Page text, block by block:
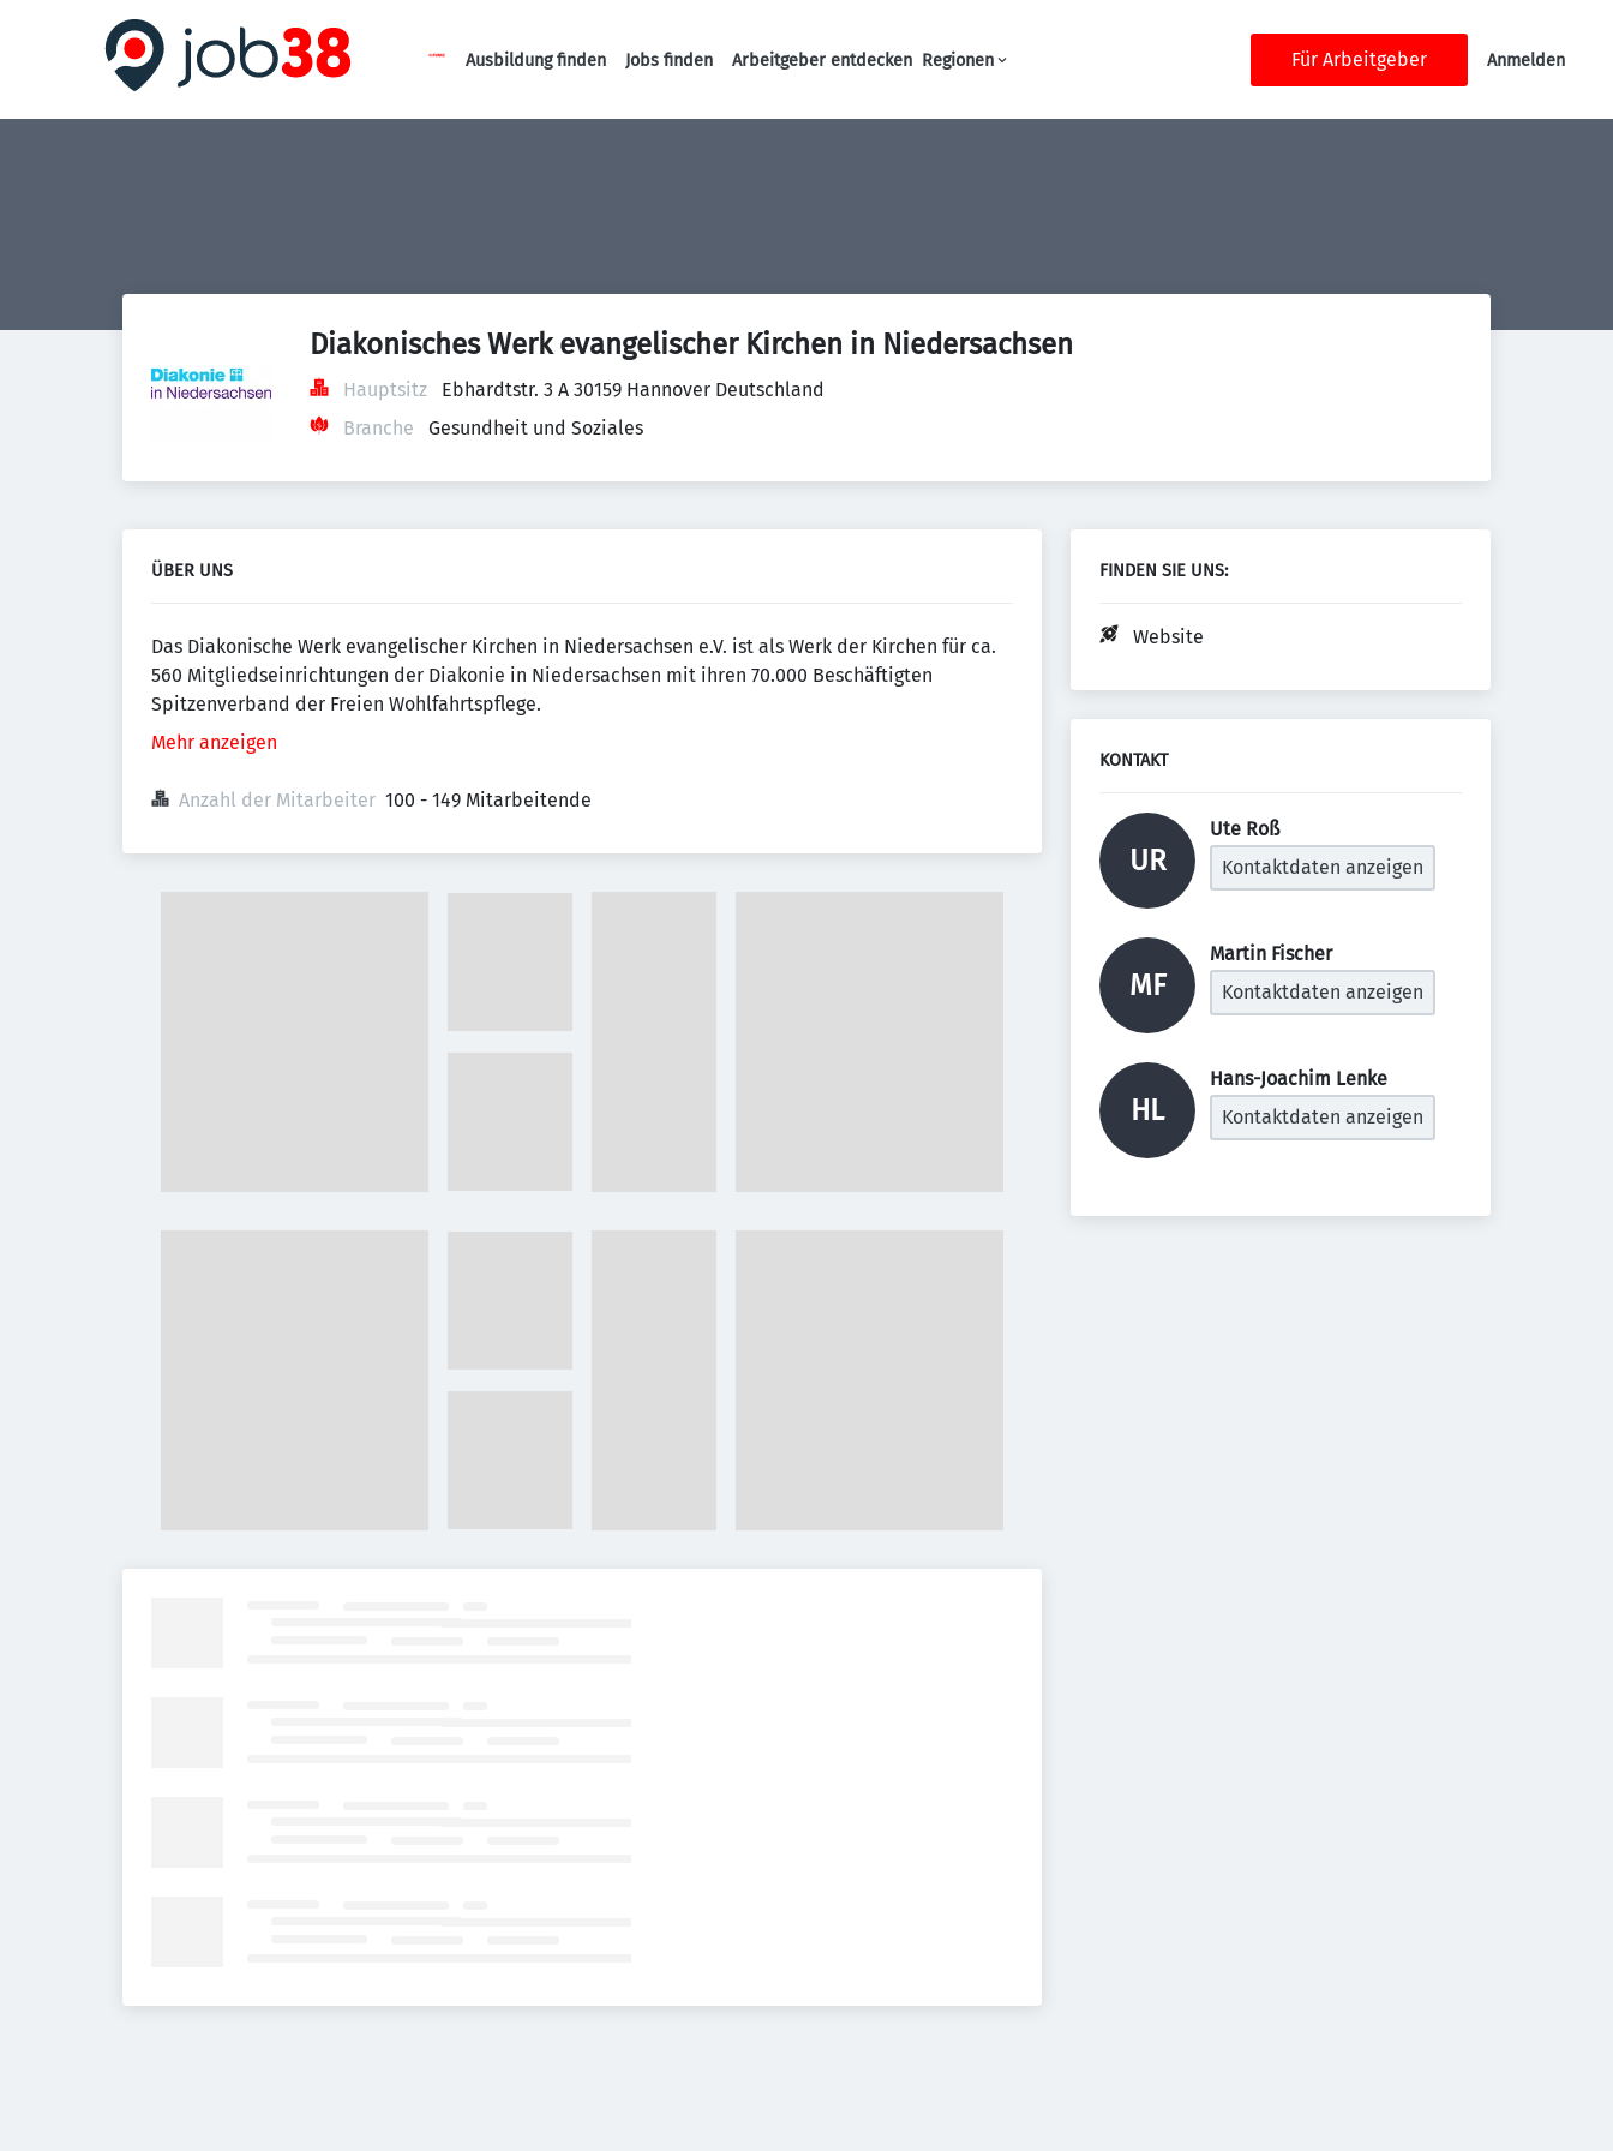
Haupt-Navigation
Ausbildung finden Jobs finden Arbeitgeber entdecken Regionen Für Arbeitgeber Anmelden
Diakonisches Werk evangelischer Kirchen in Niedersachsen
Hauptsitz
Ebhardtstr. 3 A 30159 Hannover Deutschland
Branche
Gesundheit und Soziales
ÜBER UNS
Das Diakonische Werk evangelischer Kirchen in Niedersachsen e.V. ist als Werk der Kirchen für ca.
560 Mitgliedseinrichtungen der Diakonie in Niedersachsen mit ihren 70.000 Beschäftigten
Spitzenverband der Freien Wohlfahrtspflege.
Mehr anzeigen
Anzahl der Mitarbeiter 100 - 149 Mitarbeitende
FINDEN SIE UNS:
Website
KONTAKT
UR
Ute Roß
Kontaktdaten anzeigen
MF
Martin Fischer
Kontaktdaten anzeigen
HL
Hans-Joachim Lenke
Kontaktdaten anzeigen